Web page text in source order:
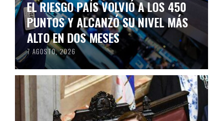
EL RIESGO PAÍS VOLVIÓ A LOS 450
PUNTOS Y ALCANZÓ SU NIVEL MÁS
ALTO EN DOS MESES
7 AGOSTO, 2026